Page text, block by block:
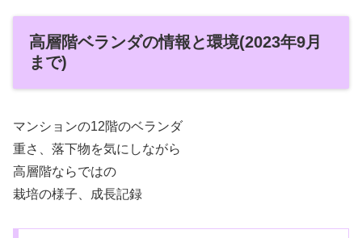
高層階ベランダの情報と環境(2023年9月
まで)
マンションの12階のベランダ
重さ、落下物を気にしながら
高層階ならではの
栽培の様子、成長記録